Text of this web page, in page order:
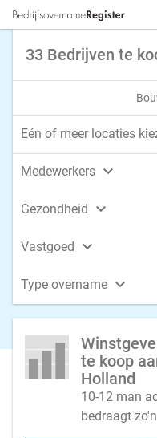
33 Bedrijven te
Eén of meer locaties
Medewerkers 
Gezondheid 
Vastgoed 
Type overname 
te koop
Holland
10-12 man
bedraagt